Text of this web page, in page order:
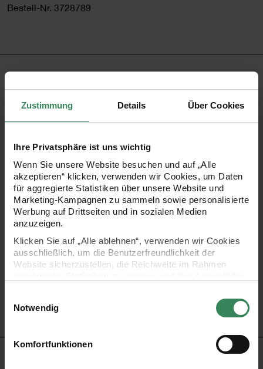
Zustimmung Details Über Cookies
Ihre Privatsphäre ist uns wichtig
Wenn Sie unsere Website besuchen und auf „Alle
akzeptieren“ klicken, verwenden wir Cookies, um Daten
für aggregierte Statistiken über unsere Website und
Marketing-Kampagnen zu sammeln sowie personalisierte
Werbung auf Drittseiten und in sozialen Medien
anzuzeigen.
Klicken Sie auf „Alle ablehnen“, verwenden wir Cookies
ausschließlich, um die Benutzerfreundlichkeit der
Website sicherzustellen, die Reichweite im Rahmen
Ihre Einwilligung ist freiwillig und kann jederzeit über den
Link „Cookie-Einstellungen“ im Fußbereich der Seite
verwendeten Technologien und den Empfängern der
Daten finden Sie in unserer Datenschutzerklärung.
Notwendig
Komfortfunktionen
Bestell-Nr. 3728789
PRODUKTBESCHREIBUNG
Mit den Mini Puffy Stickern lassen sich Karten,
Geschenkverpackungen und vieles mehr individuell
Schultüten geeignet. Die Sticker erhalten durch den
aufgepolsterten Effekt eine besondere Optik. Die Motive
zeigen verschieden-farbige Herzen.
- Mini Puffy-Sticker mit vielseitiger
Verwendungsmöglichkeit
- Motiv: Herzen
- Design: Bonanza Bar